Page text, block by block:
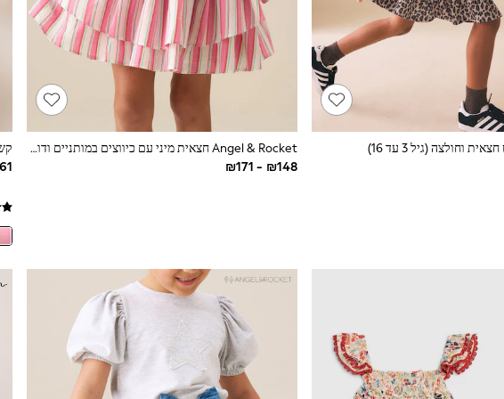
וחולצה (גיל 3 עד 16)
Angel & Rocket חצאית מיני עם כיווצים במותניים ודוגמת פסים, דגם Tammy